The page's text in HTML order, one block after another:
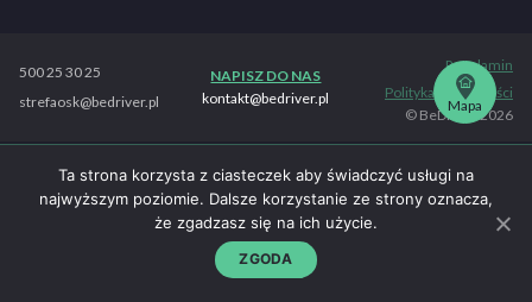
Mapa
500 25 30 25
strefaosk@bedriver.pl
NAPISZ DO NAS
kontakt@bedriver.pl
Regulamin
Polityka prywatności
© BeDriver 2026
Ta strona korzysta z ciasteczek aby świadczyć usługi na
najwyższym poziomie. Dalsze korzystanie ze strony oznacza,
że zgadzasz się na ich użycie.
ZGODA